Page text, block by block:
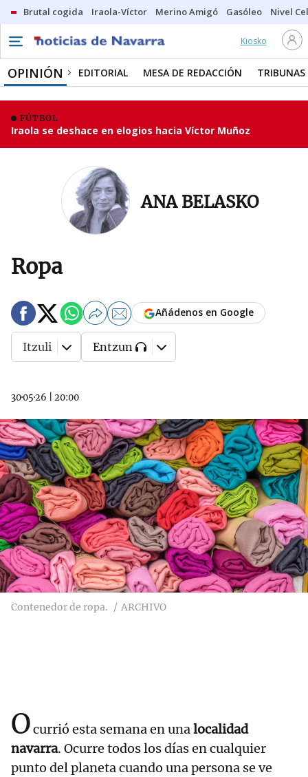
Brutal cogida Iraola-Víctor Merino Amigó Gasóleo Nivel
Kiosko
OPINIÓN EDITORIAL MESA DE REDACCIÓN TRIBUNAS
FÚTBOL
Iraola se deshace en elogios hacia Víctor Muñoz
ANA BELASKO
Ropa
30·05·26 20:00
Añádenos en Google
Itzuli Entzun
Contenedor de ropa. ARCHIVO
Ocurrió esta semana en unalocalidad
navarra. Ocurre todos los días en cualquier
punto del planeta cuando una persona se ve